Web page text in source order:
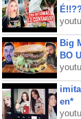
Big
BO
en*